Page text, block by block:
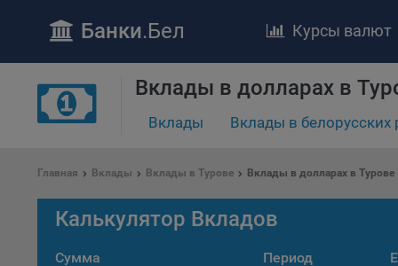
Банки.Бел Курсы валют
Вклады в долларах в
Вклады Вклады в белорусских
Главная Вклады Вклады в Турове Вклады в долларах в Турове
Калькулятор Вкладов
Сумма Период